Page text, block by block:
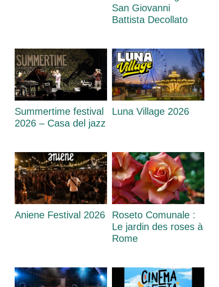
San Giovanni
Battista Decollato
Summertime festival
2026 – Casa del jazz
Luna Village 2026
Aniene Festival 2026
Roseto Comunale :
Le jardin des roses à
Rome